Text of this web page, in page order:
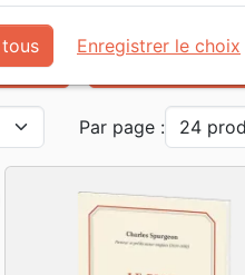
Témoignages,
Par page :
Enregistrer le choix